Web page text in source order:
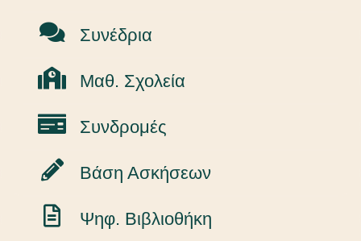
Συνέδρια
Μαθ. Σχολεία
Συνδρομές
Βάση Ασκήσεων
Ψηφ. Βιβλιοθήκη